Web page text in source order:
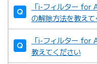
「i-フィルター for
の解除方法を教え
「i-フィルター for
教えてください